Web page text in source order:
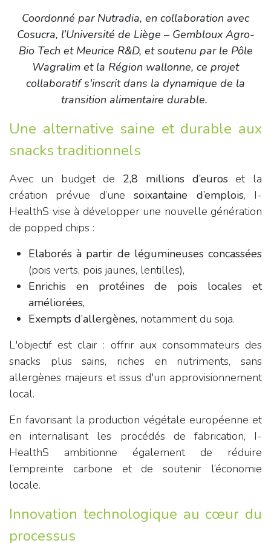
Coordonné par Nutradia, en collaboration avec
Cosucra, l’Université de Liège – Gembloux Agro-
Bio Tech et Meurice R&D, et soutenu par le Pôle
Wagralim et la Région wallonne, ce projet
collaboratif s'inscrit dans la dynamique de la
transition alimentaire durable.
Une alternative saine et durable aux
snacks traditionnels
Avec un budget de 2,8 millions d’euroset la
création prévue d’unesoixantaine d’emplois, I-
HealthS vise à développer une nouvelle génération
de popped chips :
Elaborés à partir de légumineuses concassées
(pois verts, pois jaunes, lentilles),
Enrichis en protéines de pois locales et
améliorées,
Exempts d’allergènes, notamment du soja.
L'objectif est clair : offrir aux consommateurs des
snacks plus sains, riches en nutriments, sans
allergènes majeurs et issus d'un approvisionnement
local.
En favorisant la production végétale européenne et
en internalisant les procédés de fabrication, I-
HealthS ambitionne également de réduire
l’empreinte carbone et de soutenir l’économie
locale.
Innovation technologique au cœur du
processus